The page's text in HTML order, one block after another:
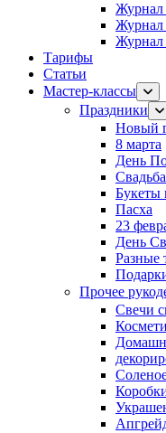
Журнал
Журнал
Журнал
Тарифы
Статьи
Мастер-классы
Праздники
Новый
8 марта
День
Свадьба
Букеты
Пасха
23
День
Разные
Прочее
Свечи